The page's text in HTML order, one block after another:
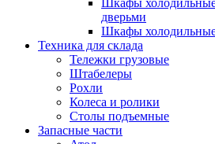
дверьми
Шкафы
Техника для склада
Тележки грузовые
Штабелеры
Рохли
Колеса и ролики
Столы подъемные
Запасные части